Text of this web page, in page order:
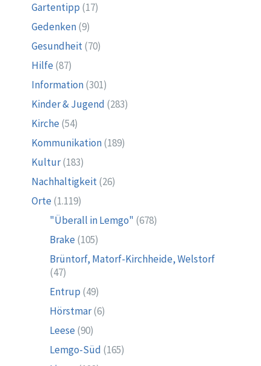
Gartentipp (17)
Gedenken(9)
Gesundheit(70)
Hilfe (87)
Information(301)
Kinder & Jugend (283)
Kirche (54)
Kommunikation(189)
Kultur(183)
Nachhaltigkeit(26)
Orte (1.119)
"Überall in Lemgo" (678)
Brake (105)
Brüntorf, Matorf-Kirchheide, Welstorf
(47)
Entrup (49)
Hörstmar(6)
Leese (90)
Lemgo-Süd (165)